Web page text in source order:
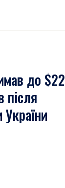
до $22
після